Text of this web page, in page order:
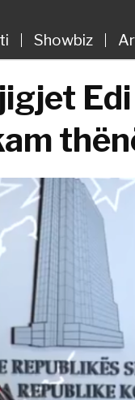
Showbiz